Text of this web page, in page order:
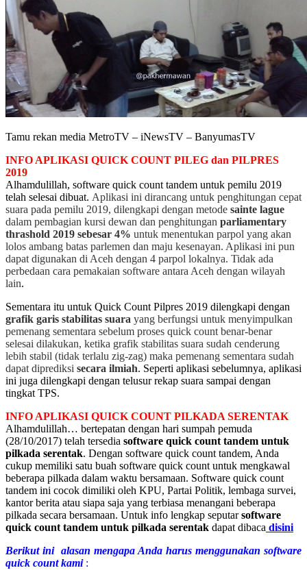
Tamu rekan media MetroTV – iNewsTV – BanyumasTV
INFO APLIKASI QUICK COUNT PILEG dan PILPRES
2019
Alhamdulillah, software quick count tandem untuk pemilu 2019
telah selesai dibuat. Aplikasi ini dirancang untuk penghitungan cepat
suara pada pemilu 2019, dilengkapi dengan metode sainte lague
dalam pembagian kursi dewan dan penghitungan parliamentary
thrashold 2019 sebesar 4% untuk menentukan parpol yang akan
lolos ambang batas parlemen dan maju kesenayan. Aplikasi ini pun
dapat digunakan di Aceh dengan 4 parpol lokalnya. Tidak ada
perbedaan cara pemakaian software antara Aceh dengan wilayah
lain.
Sementara itu untuk Quick Count Pilpres 2019 dilengkapi dengan
grafik garis stabilitas suara yang berfungsi untuk menyimpulkan
pemenang sementara sebelum proses quick count benar-benar
selesai dilakukan, ketika grafik stabilitas suara sudah cenderung
lebih stabil (tidak terlalu zig-zag) maka pemenang sementara sudah
dapat diprediksi secara ilmiah. Seperti aplikasi sebelumnya, aplikasi
ini juga dilengkapi dengan telusur rekap suara sampai dengan
tingkat TPS.
INFO APLIKASI QUICK COUNT PILKADA SERENTAK
Alhamdulillah… bertepatan dengan hari sumpah pemuda
(28/10/2017) telah tersedia software quick count tandem untuk
pilkada serentak. Dengan software quick count tandem, Anda
cukup memiliki satu buah software quick count untuk mengkawal
beberapa pilkada dalam waktu bersamaan. Software quick count
tandem ini cocok dimiliki oleh KPU, Partai Politik, lembaga survei,
kantor berita atau siapa saja yang terbiasa menangani beberapa
pilkada secara bersamaan. Untuk info lengkap seputarsoftware
quick count tandem untuk pilkada serentak dapat dibaca disini
Berikut ini alasan mengapa Anda harus menggunakan software
quick count kami: